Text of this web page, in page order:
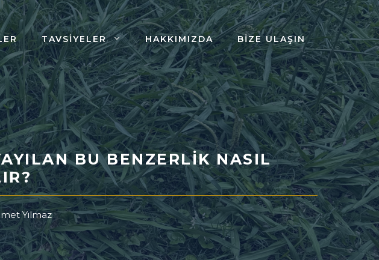
TAVSIYELER HAKKIMIZDA BIZE ULAŞIN
BU BENZERLIK NASIL
Yılmaz